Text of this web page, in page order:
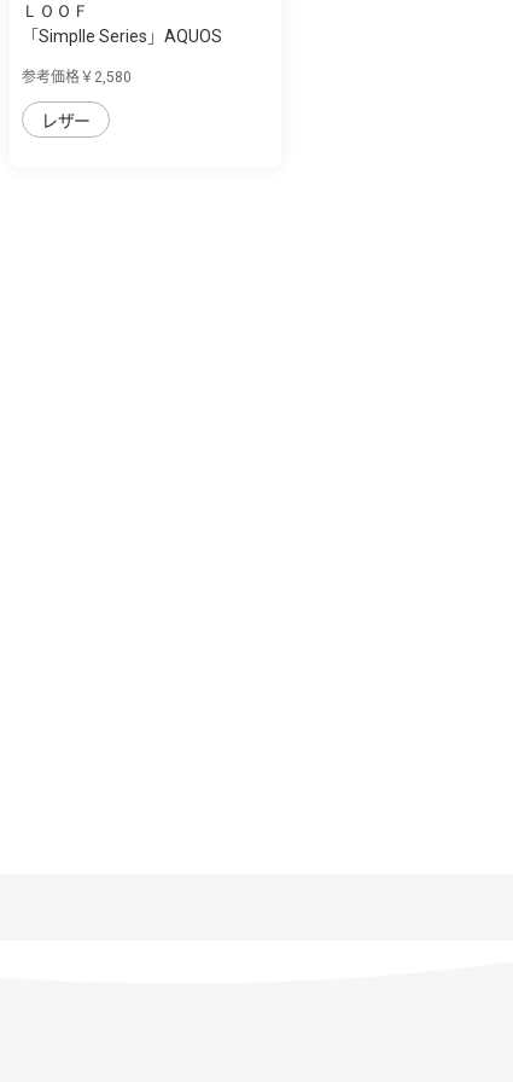
ＬＯＯＦ
「Simplle Series」AQUOS
参考価格￥2,580
レザー